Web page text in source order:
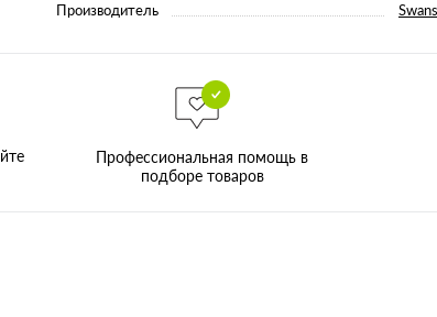
Производитель
Профессиональная помощь в
подборе товаров